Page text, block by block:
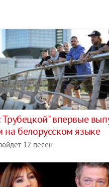
впервые
на белорусском языке
12 песен